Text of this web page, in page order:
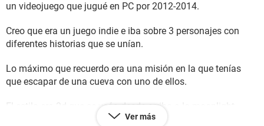
un videojuego que jugué en PC por 2012-2014.
Creo que era un juego indie e iba sobre 3 personajes con
diferentes historias que se unían.
Lo máximo que recuerdo era una misión en la que tenías
que escapar de una cueva con uno de ellos.
El estilo era 2d que se veáa desde arriba a lo moonlight.
Ver más